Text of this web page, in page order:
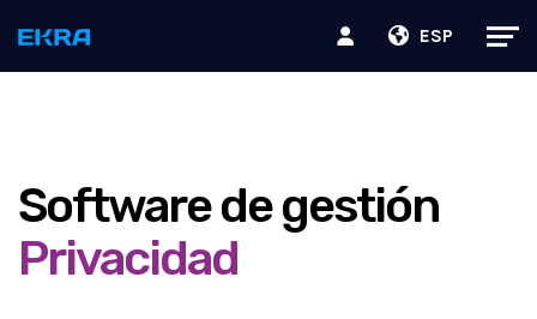
ESP
Software de gestión
Privacidad